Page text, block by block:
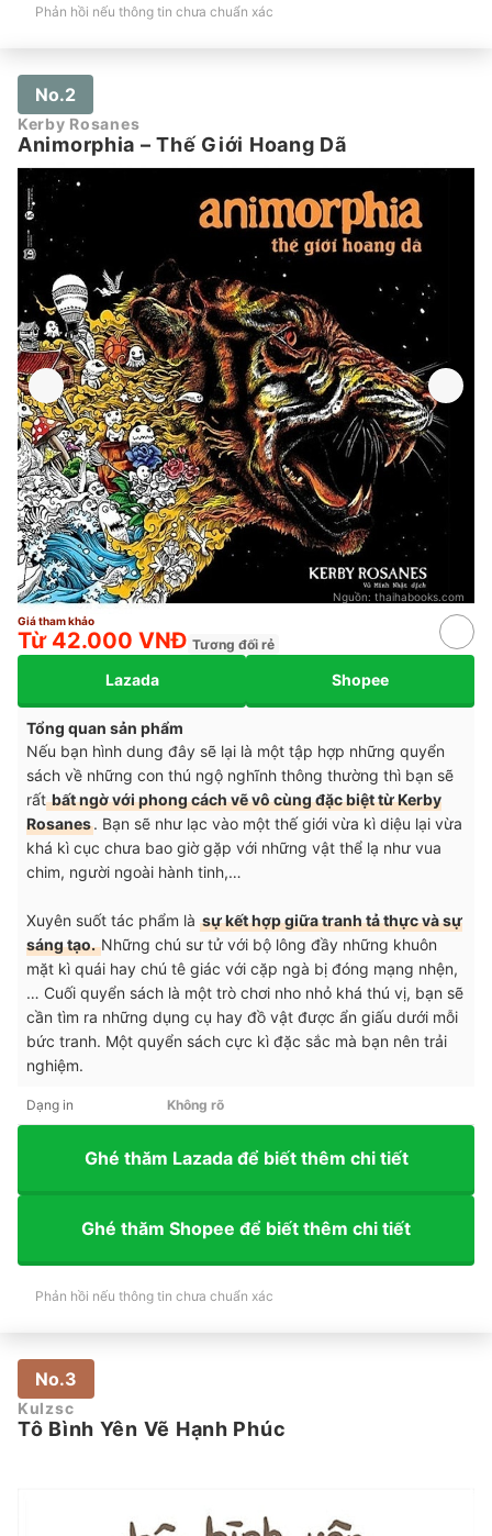
Phản hồi nếu thông tin chưa chuẩn xác
No.2
Kerby Rosanes
Animorphia – Thế Giới Hoang Dã
Nguồn: thaihabooks.com
Giá tham khảo
Từ 42.000 VNĐ Tương đối rẻ
Lazada Shopee
Tổng quan sản phẩm
Nếu bạn hình dung đây sẽ lại là một tập hợp những quyển
sách về những con thú ngộ nghĩnh thông thường thì bạn sẽ
rấtbất ngờ với phong cách vẽ vô cùng đặc biệt từ Kerby
Rosanes. Bạn sẽ như lạc vào một thế giới vừa kì diệu lại vừa
khá kì cục chưa bao giờ gặp với những vật thể lạ như vua
chim, người ngoài hành tinh,…
Xuyên suốt tác phẩm là sự kết hợp giữa tranh tả thực và sự
sáng tạo.Những chú sư tử với bộ lông đầy những khuôn
mặt kì quái hay chú tê giác với cặp ngà bị đóng mạng nhện,
… Cuối quyển sách là một trò chơi nho nhỏ khá thú vị, bạn sẽ
cần tìm ra những dụng cụ hay đồ vật được ẩn giấu dưới mỗi
bức tranh. Một quyển sách cực kì đặc sắc mà bạn nên trải
nghiệm.
Dạng in Không rõ
Ghé thăm Lazada để biết thêm chi tiết
Ghé thăm Shopee để biết thêm chi tiết
Phản hồi nếu thông tin chưa chuẩn xác
No.3
Kulzsc
Tô Bình Yên Vẽ Hạnh Phúc